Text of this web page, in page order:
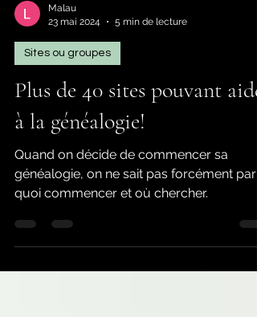
Malau
Sites ou groupes
Plus de 40 sites pouvant aider
à la généalogie!
Quand on décide de commencer sa
généalogie, on ne sait pas forcément par